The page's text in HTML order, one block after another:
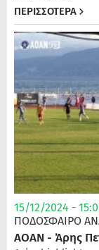
ΠΕΡΙΣΣΟΤΕΡΑ
15/12/2024 -
ΠΟΔΌΣΦΑΙΡΟ
ΑΟΑΝ - Άρης